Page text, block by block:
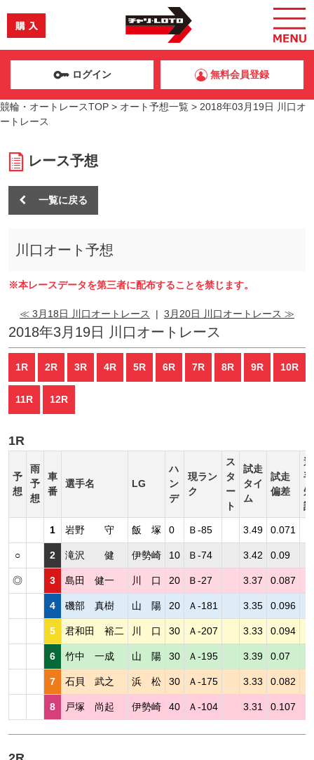
ログイン 無料会員登録
競輪・オートレースTOP > オート予想一覧 > 2018年03月19日 川口オ
ートレース
レース予想
一覧に戻る
川口オート予想
※本レースデータを第三者に配布することを禁じます。
≪ 3月18日 川口オートレース | 3月20日 川口オートレース ≫
2018年3月19日 川口オートレース
1R 2R 3R 4R 5R 6R 7R 8R 9R 10R
11R 12R
1R
予
想
雨
予
想
車
番
選手名 LG
ハ
ン
デ
現ラン
ク
ス
タ
ー
ト
試走
タイ
ム
試走
偏差
選
手
短
評
1 岩野 守 飯 塚 0 Ｂ-85 3.49 0.071
○ 2 滝沢 健 伊勢崎 10 Ｂ-74 3.42 0.09
◎ 3 島田 健一 川 口 20 Ｂ-27 3.37 0.087
4 磯部 真樹 山 陽 20 Ａ-181 3.35 0.096
5 君和田 裕二 川 口 30 Ａ-207 3.33 0.094
6 竹中 一成 山 陽 30 Ａ-195 3.39 0.07
7 石貝 武之 浜 松 30 Ａ-175 3.33 0.082
8 戸塚 尚起 伊勢崎 40 Ａ-104 3.31 0.107